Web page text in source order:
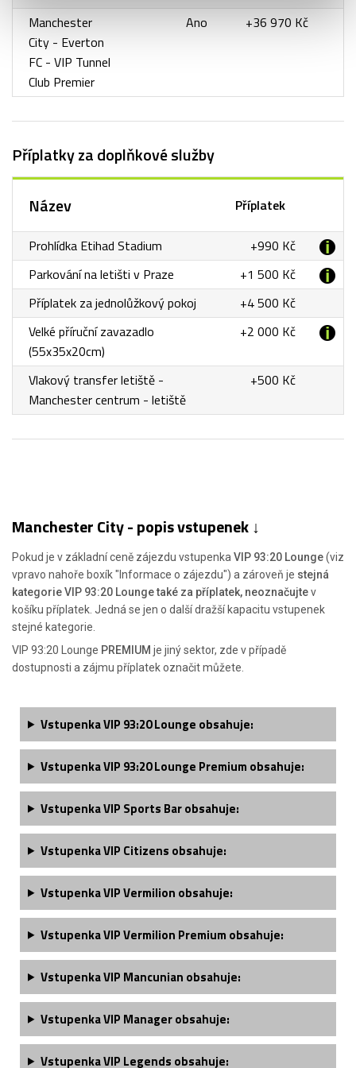
Manchester
City - Everton
FC - VIP Tunnel
Club Premier
Ano +36 970 Kč
Příplatky za doplňkové služby
Název Příplatek
Prohlídka Etihad Stadium
+990 Kč
Parkování na letišti v Praze
+1 500 Kč
Příplatek za jednolůžkový pokoj
+4 500 Kč
Velké příruční zavazadlo
(55x35x20cm)
+2 000 Kč
Vlakový transfer letiště -
Manchester centrum - letiště
+500 Kč
Manchester City - popis vstupenek ↓
Pokud je v základní ceně zájezdu vstupenka VIP 93:20 Lounge(viz
vpravo nahoře boxík "Informace o zájezdu") a zároveň je stejná
kategorie VIP 93:20 Lounge také za příplatek, neoznačujtev
košíku příplatek. Jedná se jen o další dražší kapacitu vstupenek
stejné kategorie.
VIP 93:20 Lounge PREMIUM je jiný sektor, zde v případě
dostupnosti a zájmu příplatek označit můžete.
Vstupenka VIP 93:20 Lounge obsahuje:
Vstupenka VIP 93:20 Lounge Premium obsahuje:
Vstupenka VIP Sports Bar obsahuje:
Vstupenka VIP Citizens obsahuje:
Vstupenka VIP Vermilion obsahuje:
Vstupenka VIP Vermilion Premium obsahuje:
Vstupenka VIP Mancunian obsahuje:
VstupenkaVIP Managerobsahuje:
VstupenkaVIP Legends obsahuje: